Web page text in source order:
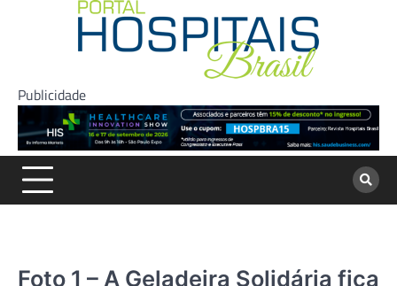
Publicidade
Foto 1 – A Geladeira Solidária fica